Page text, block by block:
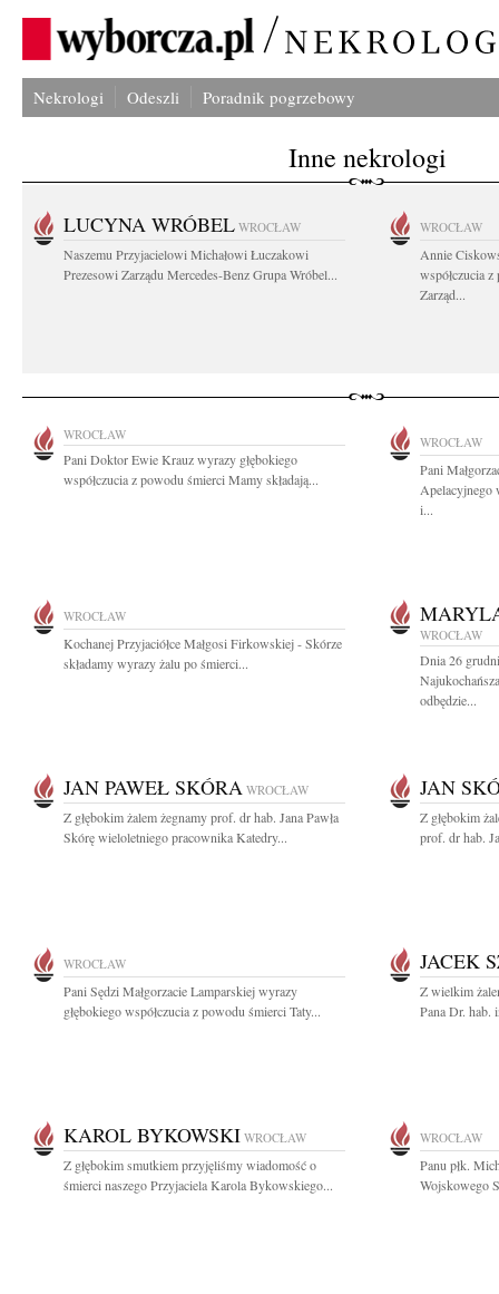
Nekrologi Odeszli Poradnik pogrzebowy
Inne nekrologi
LUCYNA WRÓBEL WROCŁAW
Naszemu Przyjacielowi Michałowi Łuczakowi
Prezesowi Zarządu Mercedes-Benz Grupa Wróbel...
WROCŁAW
Annie
współczucia
Zarząd...
WROCŁAW
Pani Doktor Ewie Krauz wyrazy głębokiego
współczucia z powodu śmierci Mamy składają...
WROCŁAW
Pani
Apelacyjnego
i...
WROCŁAW
Kochanej Przyjaciółce Małgosi Firkowskiej - Skórze
składamy wyrazy żalu po śmierci...
WROCŁAW
Dnia 26
odbędzie...
JAN PAWEŁ SKÓRA WROCŁAW
Z głębokim żalem żegnamy prof. dr hab. Jana Pawła
Skórę wieloletniego pracownika Katedry...
JAN
Z głębokim
prof. dr hab.
WROCŁAW
Pani Sędzi Małgorzacie Lamparskiej wyrazy
głębokiego współczucia z powodu śmierci Taty...
JACEK
Z wielkim
Pana Dr. hab.
KAROL BYKOWSKI WROCŁAW
Z głębokim smutkiem przyjęliśmy wiadomość o
śmierci naszego Przyjaciela Karola Bykowskiego...
WROCŁAW
Panu płk.
Wojskowego